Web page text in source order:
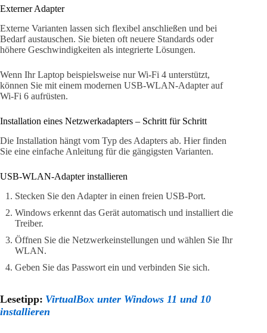
Externer Adapter
Externe Varianten lassen sich flexibel anschließen und bei
Bedarf austauschen. Sie bieten oft neuere Standards oder
höhere Geschwindigkeiten als integrierte Lösungen.
Wenn Ihr Laptop beispielsweise nur Wi-Fi 4 unterstützt,
können Sie mit einem modernen USB-WLAN-Adapter auf
Wi-Fi 6 aufrüsten.
Installation eines Netzwerkadapters – Schritt für Schritt
Die Installation hängt vom Typ des Adapters ab. Hier finden
Sie eine einfache Anleitung für die gängigsten Varianten.
USB-WLAN-Adapter installieren
Stecken Sie den Adapter in einen freien USB-Port.
Windows erkennt das Gerät automatisch und installiert die
Treiber.
Öffnen Sie die Netzwerkeinstellungen und wählen Sie Ihr
WLAN.
Geben Sie das Passwort ein und verbinden Sie sich.
Lesetipp: VirtualBox unter Windows 11 und 10
installieren